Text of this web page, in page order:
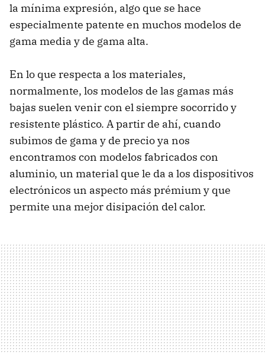
la mínima expresión, algo que se hace
especialmente patente en muchos modelos de
gama media y de gama alta.
En lo que respecta a los materiales,
normalmente, los modelos de las gamas más
bajas suelen venir con el siempre socorrido y
resistente plástico. A partir de ahí, cuando
subimos de gama y de precio ya nos
encontramos con modelos fabricados con
aluminio, un material que le da a los dispositivos
electrónicos un aspecto más prémium y que
permite una mejor disipación del calor.